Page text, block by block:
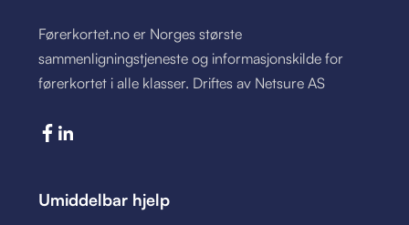
Førerkortet.no er Norges største
sammenligningstjeneste og informasjonskilde for
førerkortet i alle klasser. Driftes av Netsure AS
Umiddelbar hjelp